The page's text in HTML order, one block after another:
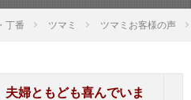
丁番 ツマミ ツマミお客様の声
婦ともども喜んでいま